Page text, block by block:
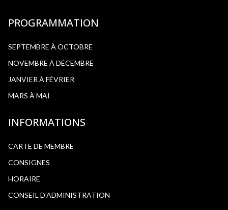
PROGRAMMATION
SEPTEMBRE À OCTOBRE
NOVEMBRE À DÉCEMBRE
JANVIER À FÉVRIER
MARS À MAI
INFORMATIONS
CARTE DE MEMBRE
CONSIGNES
HORAIRE
CONSEIL D’ADMINISTRATION